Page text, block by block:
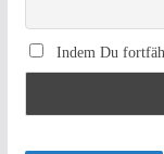
Indem Du